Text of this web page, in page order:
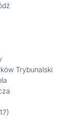
Trybunalski